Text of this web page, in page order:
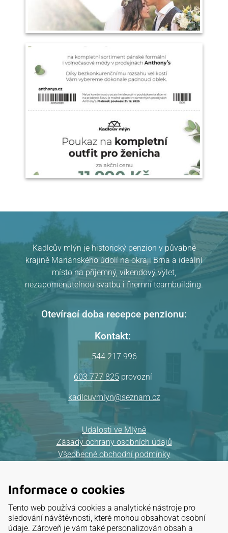
Kadlcův mlýn je historický penzion v půvabné
krajině Mariánského údolí na okraji Brna a ideální
místo na příjemný, víkendový výlet,
nezapomenutelnou svatbu i firemní teambuilding.
Otevírací doba recepce penzionu:
Kontakt:
544 217 996
603 777 825 provozní
kadlcuvmlyn@seznam.cz
Události ve Mlýně
Zásady ochrany osobních údajů
Všeobecné obchodní podmínky
Provozovatel:
ELKAT, a.s.
IČ: 26 88 32 95
Informace o cookies
Tento web používá cookies a analytické nástroje pro
sledování návštěvnosti, které mohou obsahovat osobní
údaje. Zároveň je vám také personalizován obsah a